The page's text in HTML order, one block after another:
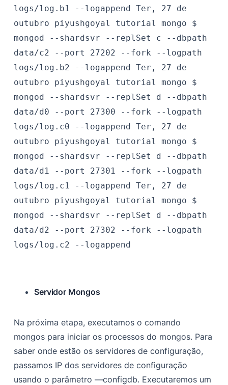
logs/log.b1 --logappend Ter, 27 de
outubro piyushgoyal
tutorial mongo $
mongod --shardsvr --replSet c --dbpath
data/c2 --port 27202 --fork --logpath
logs/log.b2 --logappend Ter, 27 de
outubro piyushgoyal
tutorial mongo $
mongod --shardsvr --replSet d --dbpath
data/d0 --port 27300 --fork --logpath
logs/log.c0 --logappend Ter, 27 de
outubro piyushgoyal
tutorial mongo $
mongod --shardsvr --replSet d --dbpath
data/d1 --port 27301 --fork --logpath
logs/log.c1 --logappend Ter, 27 de
outubro piyushgoyal
tutorial mongo $
mongod --shardsvr --replSet d --dbpath
data/d2 --port 27302 --fork --logpath
logs/log.c2 --logappend
Servidor Mongos
Na próxima etapa, executamos o comando
mongos para iniciar os processos do mongos. Para
saber onde estão os servidores de configuração,
passamos IP dos servidores de configuração
usando o parâmetro —configdb. Executaremos um